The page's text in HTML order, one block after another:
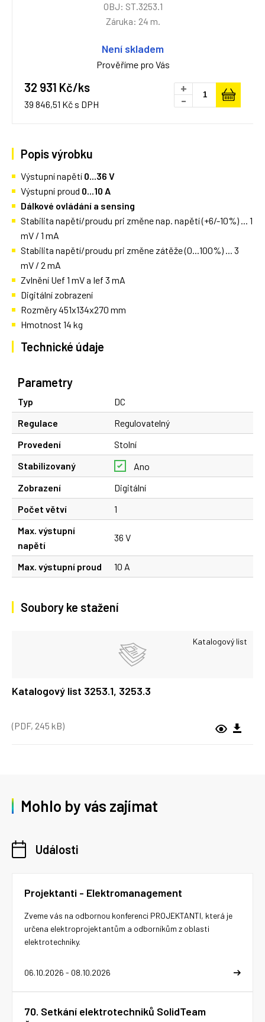
OBJ: ST.3253.1
Záruka: 24 m.
Není skladem
Prověříme pro Vás
32 931 Kč/ks
39 846,51 Kč s DPH
+
-
Popis výrobku
Výstupní napětí 0...36 V
Výstupní proud 0...10 A
Dálkové ovládání a sensing
Stabilita napětí/proudu pri změne nap. napětí (+6/-10%) ... 1
mV / 1 mA
Stabilita napětí/proudu pri změne zátěže (0...100%) ... 3
mV / 2 mA
Zvlnění Uef 1 mV a Ief 3 mA
Digitální zobrazení
Rozměry 451x134x270 mm
Hmotnost 14 kg
Technické údaje
Parametry
Typ
DC
Regulace
Regulovatelný
Provedení
Stolní
Stabilizovaný
Ano
Zobrazení
Digitální
Počet větví
1
Max. výstupní
napětí
36 V
Max. výstupní proud 10 A
Soubory ke stažení
Katalogový list
Katalogový list 3253.1, 3253.3
(PDF, 245 kB)
Mohlo by vás zajímat
Události
Projektanti - Elektromanagement
06.10.2026 - 08.10.2026
Zveme vás na odbornou konferenci PROJEKTANTI, která je
určena elektroprojektantům a odborníkům z oblasti
elektrotechniky.
70. Setkání elektrotechniků SolidTeam